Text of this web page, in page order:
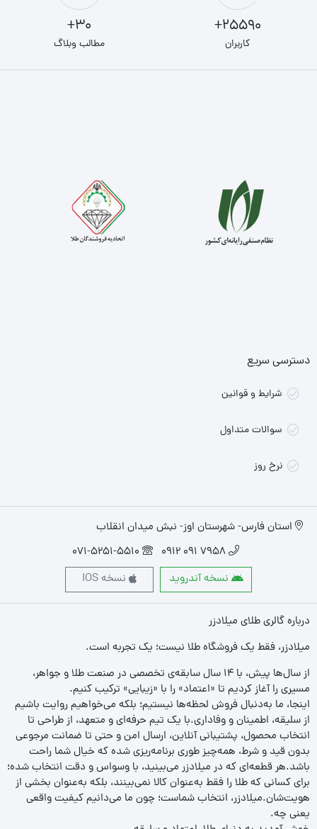
25590+
کاربران
30+
مطالب وبلاگ
دسترسی سریع
شرایط و قوانین
سوالات متداول
نرخ روز
استان فارس- شهرستان اوز- نبش میدان انقلاب
7958 091 0912
071-5251-5510
نسخه آندروید
نسخه IOS
درباره گالری طلای میلادزر
میلادزر، فقط یک فروشگاه طلا نیست؛ یک تجربه‌ است.
از سال‌ها پیش، با ۱۴ سال سابقه‌ی تخصصی در صنعت طلا و جواهر،
مسیری را آغاز کردیم تا «اعتماد» را با «زیبایی» ترکیب کنیم.
اینجا، ما به‌دنبال فروش لحظه‌ها نیستیم؛ بلکه می‌خواهیم روایت باشیم
از سلیقه، اطمینان و وفاداری.با یک تیم حرفه‌ای و متعهد، از طراحی تا
انتخاب محصول، پشتیبانی آنلاین، ارسال امن و حتی تا ضمانت مرجوعی
بدون قید و شرط، همه‌چیز طوری برنامه‌ریزی شده که خیال شما راحت
باشد.هر قطعه‌ای که در میلادزر می‌بینید، با وسواس و دقت انتخاب شده؛
برای کسانی که طلا را فقط به‌عنوان کالا نمی‌بینند، بلکه به‌عنوان بخشی از
هویت‌شان.میلادزر، انتخاب شماست؛ چون ما می‌دانیم کیفیت واقعی
یعنی چه.